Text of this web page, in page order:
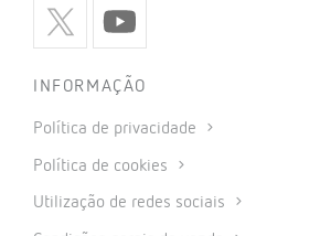
INFORMAÇÃO
Política de privacidade
Política de cookies
Utilização de redes sociais